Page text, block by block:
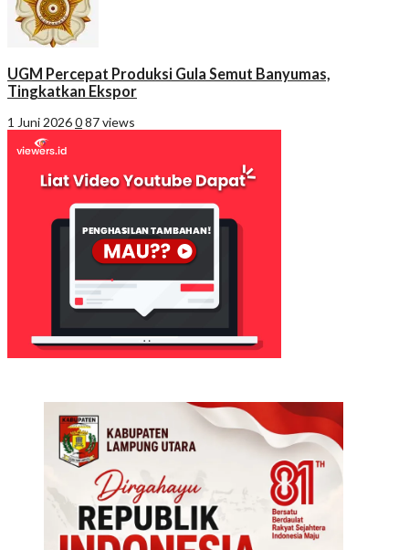
UGM Percepat Produksi Gula Semut Banyumas,
Tingkatkan Ekspor
1 Juni 2026087 views